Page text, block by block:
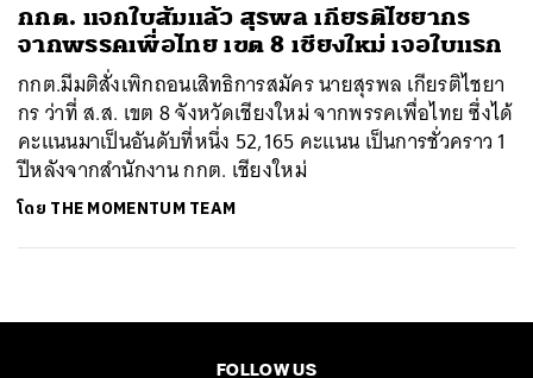
กกต. แจกใบส้มแล้ว สุรพล เกียรติไชยากร
จากพรรคเพื่อไทย เขต 8 เชียงใหม่ เจอใบแรก
กกต.มีมติสั่งเพิกถอนเสิทธิการสมัคร นายสุรพล เกียรติไชยา
กร ว่าที่ ส.ส. เขต 8 จังหวัดเชียงใหม่ จากพรรคเพื่อไทย ซึ่งได้
คะแนนมาเป็นอันดับที่หนึ่ง 52,165 คะแนน เป็นการชั่วคราว 1
ปีหลังจากสำนักงาน กกต. เชียงใหม่
โดย THE MOMENTUM TEAM
FOLLOW US